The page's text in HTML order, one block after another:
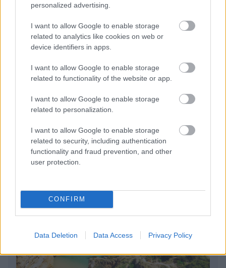
personalized advertising.
I want to allow Google to enable storage
related to analytics like cookies on web or
device identifiers in apps.
I want to allow Google to enable storage
related to functionality of the website or app.
I want to allow Google to enable storage
related to personalization.
I want to allow Google to enable storage
related to security, including authentication
functionality and fraud prevention, and other
user protection.
CONFIRM
Data Deletion Data Access Privacy Policy
Συνδέσου και κάνε το πρώτο σχόλιο...
BEST OFINTERNET